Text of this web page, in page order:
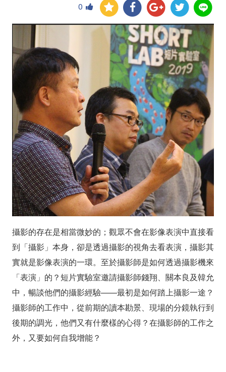
韓
允
中：
攝
影
是
看
不
見
的
演
員
0
攝影的存在是相當微妙的；觀眾不會在影像表演中直接看
到「攝影」本身，卻是透過攝影的視角去看表演，攝影其
實就是影像表演的一環。至於攝影師是如何透過攝影機來
「表演」的？短片實驗室邀請攝影師錢翔、關本良及韓允
中，暢談他們的攝影經驗——最初是如何踏上攝影一途？
攝影師的工作中，從前期的讀本勘景、現場的分鏡執行到
後期的調光，他們又有什麼樣的心得？在攝影師的工作之
外，又要如何自我增能？